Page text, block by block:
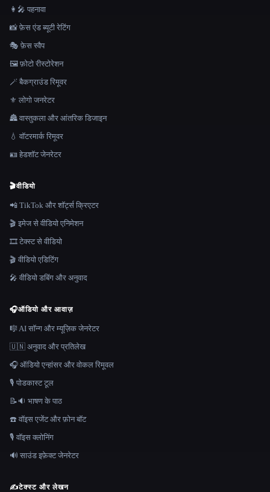
👩‍🎤 पहनावा
📸 फ़ेस एंड ब्यूटी रेटिंग
🎭 फ़ेस स्वैप
🖼️ फ़ोटो रीस्टोरेशन
🪄 बैकग्राउंड रिमूवर
⚜️ लोगो जनरेटर
🏯 वास्तुकला और आंतरिक डिजाइन
💧 वॉटरमार्क रिमूवर
🪪 हेडशॉट जेनरेटर
🎬वीडियो
📲 TikTok और शॉर्ट्स क्रिएटर
🎬 इमेज से वीडियो एनिमेशन
🎞️ टेक्स्ट से वीडियो
🎬 वीडियो एडिटिंग
🎤 वीडियो डबिंग और अनुवाद
🎧ऑडियो और आवाज़
🎼 AI सॉन्ग और म्यूज़िक जेनरेटर
🇺🇳 अनुवाद और प्रतिलेख
🎧 ऑडियो एन्हांसर और वोकल रिमूवल
🎙️ पोडकास्ट टूल
📝🔉 भाषण के पाठ
☎️ वॉइस एजेंट और फ़ोन बॉट
🎙️ वॉइस क्लोनिंग
🔊 साउंड इफ़ेक्ट जेनरेटर
✍️टेक्स्ट और लेखन